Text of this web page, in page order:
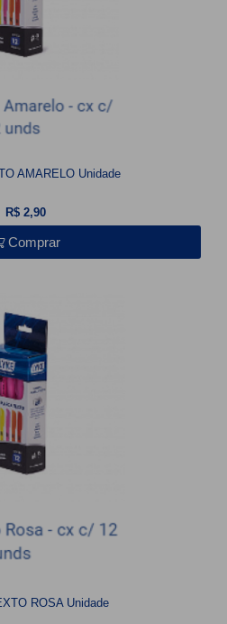
AMARELO Unidade
R$ 2,90
Comprar
ROSA Unidade